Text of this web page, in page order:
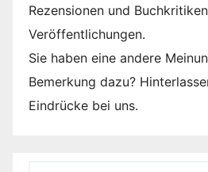
Rezensionen und
Veröffentlichungen.
Sie haben eine andere
Bemerkung dazu?
Eindrücke bei uns.